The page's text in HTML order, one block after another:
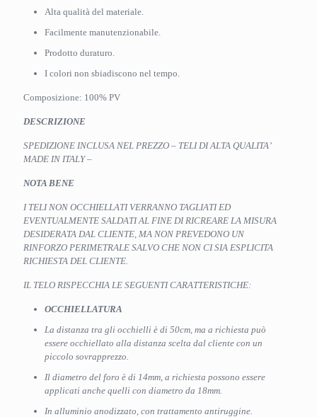
Alta qualità del materiale.
Facilmente manutenzionabile.
Prodotto duraturo.
I colori non sbiadiscono nel tempo.
Composizione: 100% PV
DESCRIZIONE
SPEDIZIONE INCLUSA NEL PREZZO – TELI DI ALTA QUALITA’
MADE IN ITALY –
NOTA BENE
I TELI NON OCCHIELLATI VERRANNO TAGLIATI ED
EVENTUALMENTE SALDATI AL FINE DI RICREARE LA MISURA
DESIDERATA DAL CLIENTE, MA NON PREVEDONO UN
RINFORZO PERIMETRALE SALVO CHE NON CI SIA ESPLICITA
RICHIESTA DEL CLIENTE.
IL TELO RISPECCHIA LE SEGUENTI CARATTERISTICHE:
OCCHIELLATURA
La distanza tra gli occhielli è di 50cm, ma a richiesta può
essere occhiellato alla distanza scelta dal cliente con un
piccolo sovrapprezzo.
Il diametro del foro è di 14mm, a richiesta possono essere
applicati anche quelli con diametro da 18mm.
In alluminio anodizzato, con trattamento antiruggine.